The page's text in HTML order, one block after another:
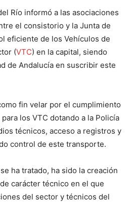
Río informó a las asociaciones
el consistorio y la Junta de
eficiente de los Vehículos de
(VTC) en la capital, siendo
de Andalucía en suscribir este
fin velar por el cumplimiento
los VTC dotando a la Policía
técnicos, acceso a registros y
control de este transporte.
ha tratado, ha sido la creación
carácter técnico en el que
del sector y técnicos del